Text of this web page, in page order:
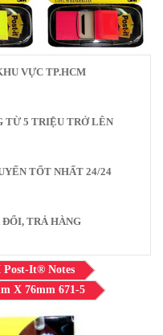
VỰC TP.HCM
TỪ 5 TRIỆU TRỞ LÊN
TỐT NHẤT 24/24
TRẢ HÀNG
It® Notes
X 76mm 671-5